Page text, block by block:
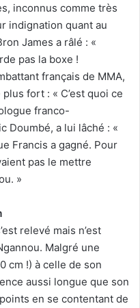
inconnus comme très
indignation quant au
James a râlé : «
pas la boxe !
français de MMA,
fort : « C’est quoi ce
franco-
Doumbé, a lui lâché : «
Francis a gagné. Pour
pas le mettre
»
relevé mais n’est
Malgré une
cm !) à celle de son
aussi longue que son
en se contentant de